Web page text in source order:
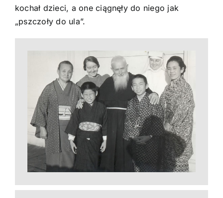
kochał dzieci, a one ciągnęły do niego jak
„pszczoły do ula”.